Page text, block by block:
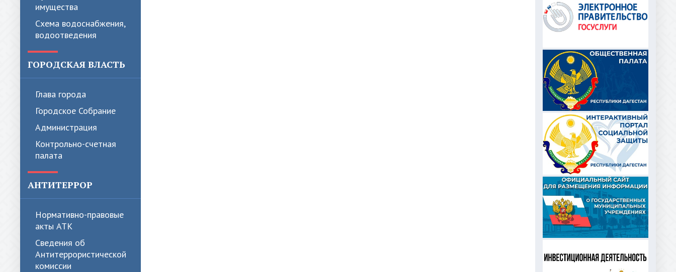
имущества
Схема водоснабжения,
водоотведения
ГОРОДСКАЯ ВЛАСТЬ
Глава города
Городское Собрание
Администрация
Контрольно-счетная
палата
АНТИТЕРРОР
Нормативно-правовые
акты АТК
Сведения об
Антитеррористической
комиссии